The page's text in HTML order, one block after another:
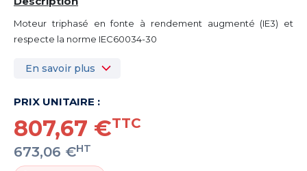
Moteur triphasé en fonte à rendement augmenté (IE3) et
respecte la norme IEC60034-30
En savoir plus
PRIX UNITAIRE :
807,67 €TTC
673,06 €HT